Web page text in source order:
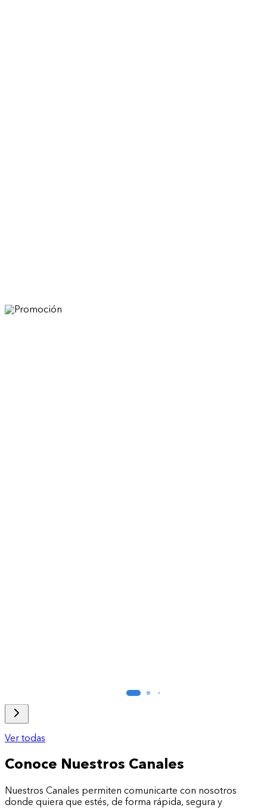
Ver todas
Conoce Nuestros Canales
Nuestros Canales permiten comunicarte con nosotros
donde quiera que estés, de forma rápida, segura y